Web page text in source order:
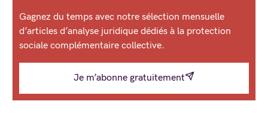
Gagnez du temps avec notre sélection mensuelle
d’articles d’analyse juridique dédiés à la protection
sociale complémentaire collective.
Je m’abonne gratuitement